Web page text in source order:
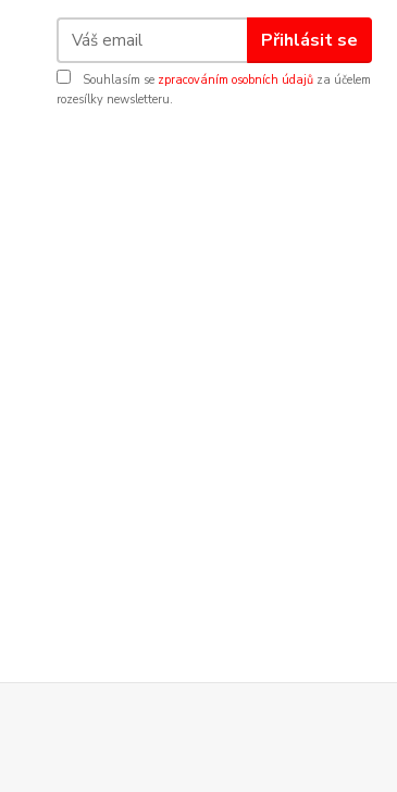
Přihlásit se
Souhlasím se zpracováním osobních údajů za účelem
rozesílky newsletteru.